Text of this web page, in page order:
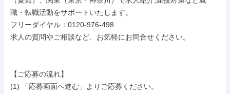
職・転職活動をサポートいたします。
フリーダイヤル：0120-976-498
求人の質問やご相談など、お気軽にお問合せください。
【ご応募の流れ】
(1) 「応募画面へ進む」よりご応募ください。